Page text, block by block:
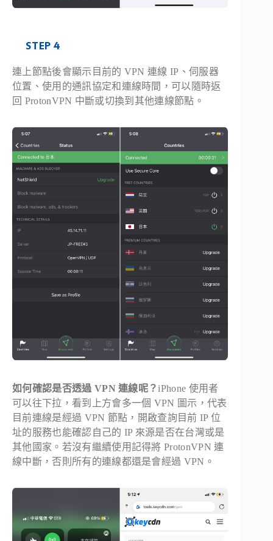
STEP 4
連上節點後會顯示目前的 VPN 連線 IP、伺服器
位置、使用的通訊協定和連線時間，可以隨時返
回 ProtonVPN 中斷或切換到其他連線節點。
如何確認是否透過 VPN 連線呢？iPhone 使用者
可以往下拉，看到上方會多一個 VPN 圖示，代表
目前連線是經過 VPN 節點，開啟查詢目前 IP 位
址的服務也能確認自己的 IP 來源是否在台灣或是
其他國家。若沒有繼續使用記得將 ProtonVPN 連
線中斷，否則所有的連線都還是會經過 VPN。